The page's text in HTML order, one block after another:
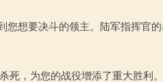
您想要决斗的领主。陆军指挥官
死，为您的战役增添了重大胜利。